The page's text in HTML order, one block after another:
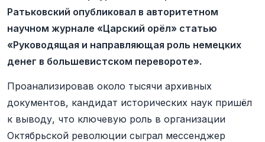
Ратьковский опубликовал в авторитетном
научном журнале «Царский орёл» статью
«Руководящая и направляющая роль немецких
денег в большевистском перевороте».
Проанализировав около тысячи архивных
документов, кандидат исторических наук пришёл
к выводу, что ключевую роль в организации
Октябрьской революции сыграл мессенджер